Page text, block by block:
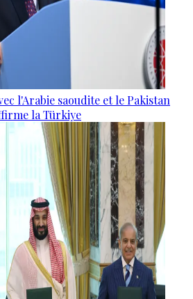
l'Arabie saoudite et le Pakistan
la Türkiye